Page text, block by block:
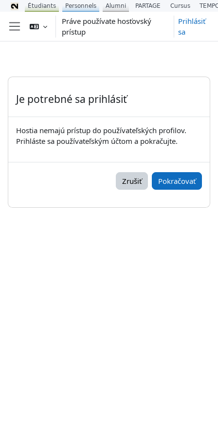
Preskočiť na hlavný obsah
Bočný panel
Práve používate hosťovský
prístup
Prihlásiť
sa
Je potrebné sa prihlásiť
Hostia nemajú prístup do používateľských profilov.
Prihláste sa používateľským účtom a pokračujte.
Zrušiť Pokračovať
Étudiants Personnels Alumni PARTAGE Cursus